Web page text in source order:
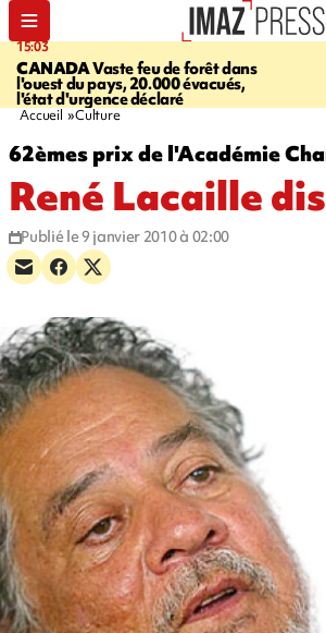
15:03
CANADAVaste feu de forêt dans
l'ouest du pays, 20.000 évacués,
l'état d'urgence déclaré
Accueil Culture
62èmes prix de l'Académie
René Lacaille
Publié le 9 janvier 2010 à 02:00